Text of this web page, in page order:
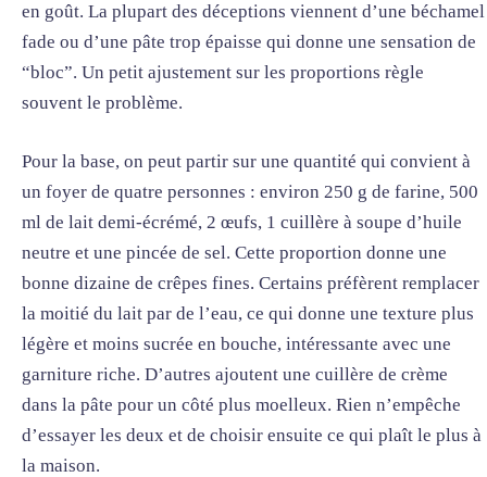
en goût. La plupart des déceptions viennent d’une béchamel
fade ou d’une pâte trop épaisse qui donne une sensation de
“bloc”. Un petit ajustement sur les proportions règle
souvent le problème.
Pour la base, on peut partir sur une quantité qui convient à
un foyer de quatre personnes : environ 250 g de farine, 500
ml de lait demi-écrémé, 2 œufs, 1 cuillère à soupe d’huile
neutre et une pincée de sel. Cette proportion donne une
bonne dizaine de crêpes fines. Certains préfèrent remplacer
la moitié du lait par de l’eau, ce qui donne une texture plus
légère et moins sucrée en bouche, intéressante avec une
garniture riche. D’autres ajoutent une cuillère de crème
dans la pâte pour un côté plus moelleux. Rien n’empêche
d’essayer les deux et de choisir ensuite ce qui plaît le plus à
la maison.